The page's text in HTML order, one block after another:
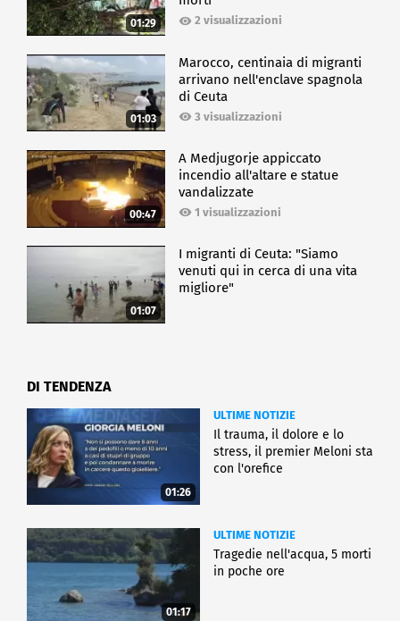
01:29 2 visualizzazioni
01:03
Marocco, centinaia di migranti
arrivano nell'enclave spagnola
di Ceuta
3 visualizzazioni
00:47
A Medjugorje appiccato
incendio all'altare e statue
vandalizzate
1 visualizzazioni
01:07
I migranti di Ceuta: "Siamo
venuti qui in cerca di una vita
migliore"
DI TENDENZA
01:26
ULTIME NOTIZIE
Il trauma, il dolore e lo
stress, il premier Meloni sta
con l'orefice
01:17
ULTIME NOTIZIE
Tragedie nell'acqua, 5 morti
in poche ore